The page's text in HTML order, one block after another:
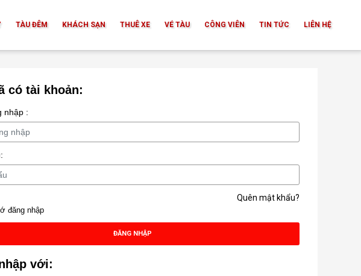
TÀU ĐÊM KHÁCH SẠN THUÊ XE VÉ TÀU CÔNG VIÊN TIN TỨC LIÊN HỆ
có tài khoản:
nhập :
Quên mật khẩu?
đăng nhập
ĐĂNG NHẬP
với: